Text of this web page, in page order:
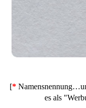
[*
es als